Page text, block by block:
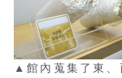
▲館內蒐集了東、